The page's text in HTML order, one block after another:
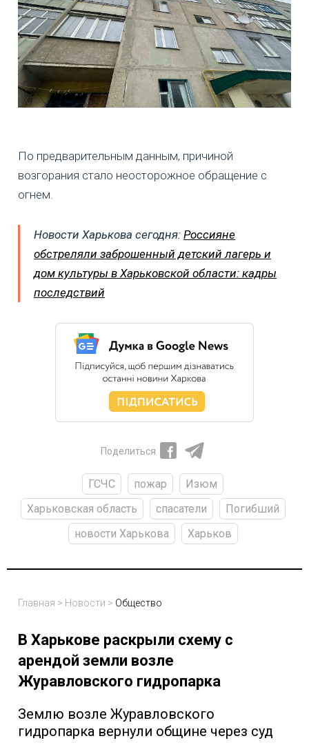
По предварительным данным, причиной
возгорания стало неосторожное обращение с
огнем.
Новости Харькова сегодня: Россияне
обстреляли заброшенный детский лагерь и
дом культуры в Харьковской области: кадры
последствий
Поделиться
ГСЧС пожар
Изюм
Харьковская область
спасатели
Погибший
новости Харькова
Харьков
Главная > Новости > Общество
В Харькове раскрыли схему с
арендой земли возле
Журавловского гидропарка
Землю возле Журавловского
гидропарка вернули общине через суд